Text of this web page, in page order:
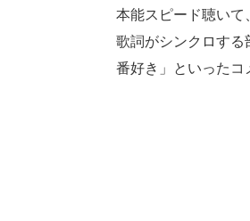
本能スピード聴いて
歌詞がシンクロする
番好き」といったコ